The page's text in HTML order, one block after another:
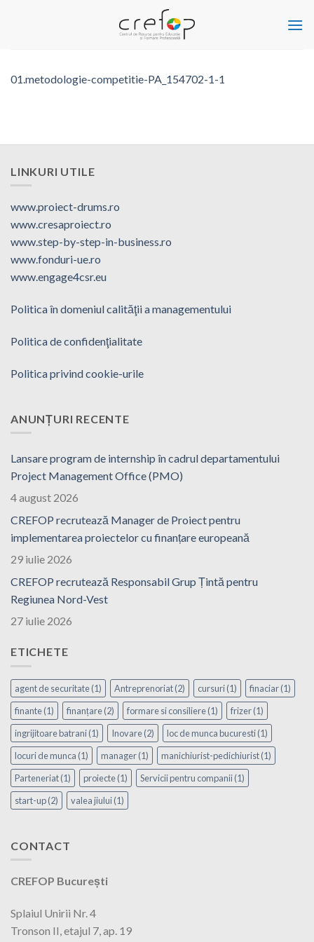
01.metodologie-competitie-PA_154702-1-1
LINKURI UTILE
www.proiect-drums.ro
www.cresaproiect.ro
www.step-by-step-in-business.ro
www.fonduri-ue.ro
www.engage4csr.eu
Politica în domeniul calităţii a managementului
Politica de confidenţialitate
Politica privind cookie-urile
ANUNȚURI RECENTE
Lansare program de internship în cadrul departamentului
Project Management Office (PMO)
4 august 2026
CREFOP recrutează Manager de Proiect pentru
implementarea proiectelor cu finanțare europeană
29 iulie 2026
CREFOP recrutează Responsabil Grup Țintă pentru
Regiunea Nord-Vest
27 iulie 2026
ETICHETE
agent de securitate(1) Antreprenoriat(2) cursuri(1) finaciar(1)
finante(1) finanțare(2) formare si consiliere(1) frizer(1)
ingrijitoare batrani(1) Inovare(2) loc de munca bucuresti(1)
locuri de munca (1) manager(1) manichiurist-pedichiurist(1)
Parteneriat(1) proiecte(1) Servicii pentru companii(1)
start-up(2) valea jiului(1)
CONTACT
CREFOP București
Splaiul Unirii Nr. 4
Tronson II, etajul 7, ap. 19